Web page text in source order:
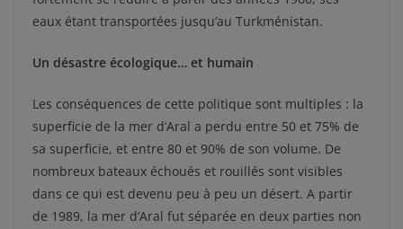
eaux étant transportées jusqu’au Turkménistan.
Un désastre écologique… et humain
Les conséquences de cette politique sont multiples : la
superficie de la mer d’Aral a perdu entre 50 et 75% de
sa superficie, et entre 80 et 90% de son volume. De
nombreux bateaux échoués et rouillés sont visibles
dans ce qui est devenu peu à peu un désert. A partir
de 1989, la mer d’Aral fut séparée en deux parties non